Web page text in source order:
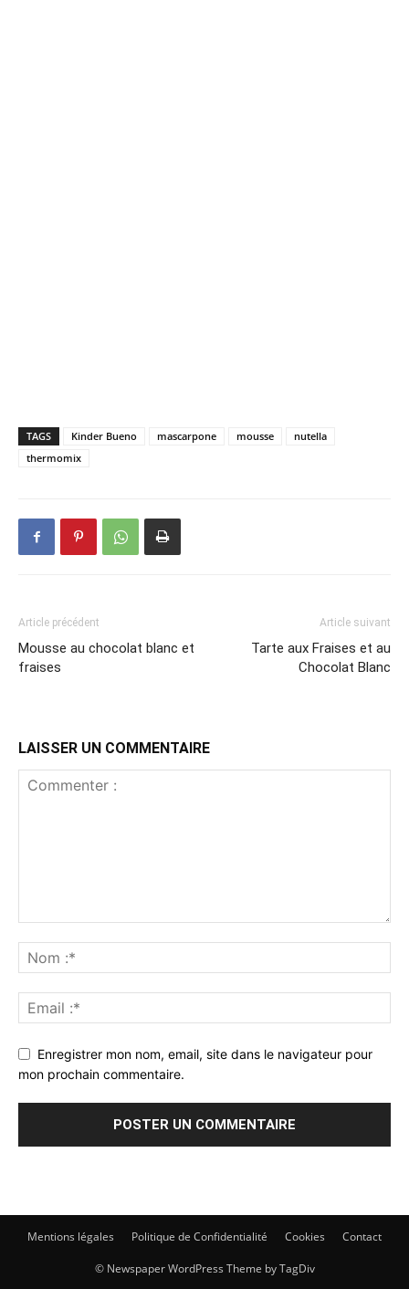
TAGS Kinder Bueno mascarpone mousse
nutella
thermomix
Article précédent
Mousse au chocolat blanc et
fraises
Article suivant
Tarte aux Fraises et au
Chocolat Blanc
LAISSER UN COMMENTAIRE
Enregistrer mon nom, email, site dans le navigateur pour
mon prochain commentaire.
Mentions légales Politique de Confidentialité Cookies Contact
© Newspaper WordPress Theme by TagDiv